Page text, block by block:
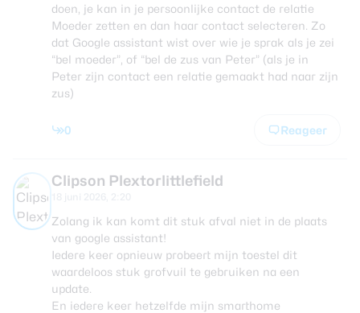
doen, je kan in je persoonlijke contact de relatie
Moeder zetten en dan haar contact selecteren. Zo
dat Google assistant wist over wie je sprak als je zei
“bel moeder”, of “bel de zus van Peter” (als je in
Peter zijn contact een relatie gemaakt had naar zijn
zus)
0 Reageer
Clipson Plextorlittlefield
Zolang ik kan komt dit stuk afval niet in de plaats
van google assistant!
Iedere keer opnieuw probeert mijn toestel dit
waardeloos stuk grofvuil te gebruiken na een
update.
En iedere keer hetzelfde mijn smarthome